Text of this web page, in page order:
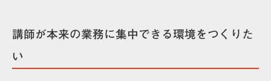
講師が本来の業務に集中できる環境をつくりた
い